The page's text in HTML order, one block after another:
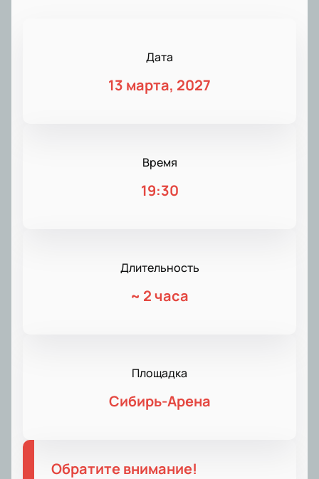
Дата
13 марта, 2027
Время
19:30
Длительность
~ 2 часа
Площадка
Сибирь-Арена
Обратите внимание!